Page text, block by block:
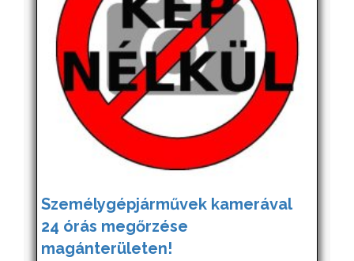
Személygépjárművek kamerával
24 órás megőrzése
magánterületen!